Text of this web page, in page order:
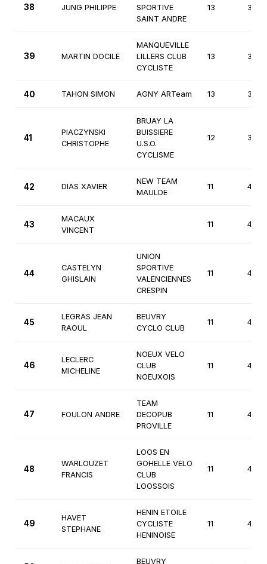
38 JUNG PHILIPPE
SPORTIVE
SAINT ANDRE
13
39 MARTIN DOCILE
MANQUEVILLE
LILLERS CLUB
CYCLISTE
13
40 TAHON SIMON AGNY ARTeam 13
41
PIACZYNSKI
CHRISTOPHE
BRUAY LA
BUISSIERE
U.S.O.
CYCLISME
12
42 DIAS XAVIER
NEW TEAM
MAULDE
11
43
MACAUX
VINCENT
11
44
CASTELYN
GHISLAIN
UNION
SPORTIVE
VALENCIENNES
CRESPIN
11
45
LEGRAS JEAN
RAOUL
BEUVRY
CYCLO CLUB
11
46
LECLERC
MICHELINE
NOEUX VELO
CLUB
NOEUXOIS
11
47 FOULON ANDRE
TEAM
DECOPUB
PROVILLE
11
48
WARLOUZET
FRANCIS
LOOS EN
GOHELLE VELO
CLUB
LOOSSOIS
11
49
HAVET
STEPHANE
HENIN ETOILE
CYCLISTE
HENINOISE
11
BEUVRY